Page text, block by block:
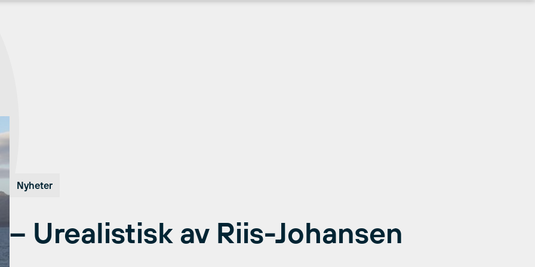
Nyheter
– Urealistisk av Riis-Johansen